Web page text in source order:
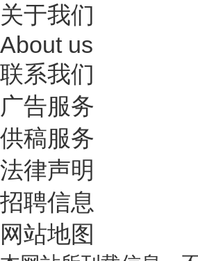
关于我们
About us
联系我们
广告服务
供稿服务
法律声明
招聘信息
网站地图